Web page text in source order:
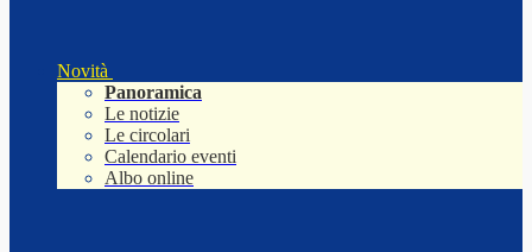
Novità
Panoramica
Le notizie
Le circolari
Calendario eventi
Albo online